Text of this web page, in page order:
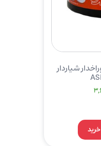
شیاردار